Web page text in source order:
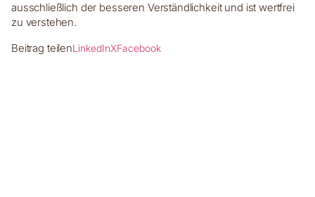
ausschließlich der besseren Verständlichkeit und ist wertfrei
zu verstehen.
Beitrag teilenLinkedInXFacebook